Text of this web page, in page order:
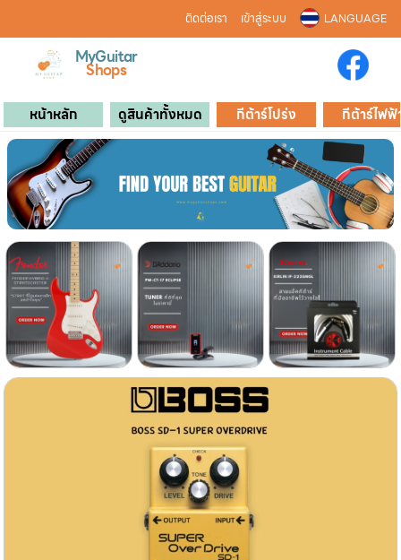
ติดต่อเรา เข้าสู่ระบบ LANGUAGE
MyGuitar
Shops
หน้าหลัก ดูสินค้าทั้งหมด กีต้าร์โปร่ง กีต้าร์ไฟฟ้